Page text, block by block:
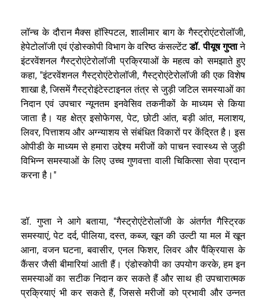
लॉन्च के दौरान मैक्स हॉस्पिटल, शालीमार बाग के गैस्ट्रोएंटरोलॉजी,
हेपेटोलॉजी एवं एंडोस्कोपी विभाग के वरिष्ठ कंसल्टेंटडॉ. पीयूष गुप्ताने
इंटरवेंशनल गैस्ट्रोएंटेरोलॉजी प्रक्रियाओं के महत्व को समझाते हुए
कहा, "इंटरवेंशनल गैस्ट्रोएंटेरोलॉजी, गैस्ट्रोएंटेरोलॉजी की एक विशेष
शाखा है, जिसमें गैस्ट्रोइंटेस्टाइनल तंत्र से जुड़ी जटिल समस्याओं का
निदान एवं उपचार न्यूनतम इनवेसिव तकनीकों के माध्यम से किया
जाता है। यह क्षेत्र इसोफेगस, पेट, छोटी आंत, बड़ी आंत, मलाशय,
लिवर, पित्ताशय और अग्न्याशय से संबंधित विकारों पर केंद्रित है। इस
ओपीडी के माध्यम से हमारा उद्देश्य मरीजों को पाचन स्वास्थ्य से जुड़ी
विभिन्न समस्याओं के लिए उच्च गुणवत्ता वाली चिकित्सा सेवा प्रदान
करना है।"
डॉ. गुप्ता ने आगे बताया, "गैस्ट्रोएंटेरोलॉजी के अंतर्गत गैस्ट्रिक
समस्याएं, पेट दर्द, पीलिया, दस्त, कब्ज, खून की उल्टी या मल में खून
आना, वजन घटना, बवासीर, एनल फिशर, लिवर और पैंक्रियास के
कैंसर जैसी बीमारियां आती हैं। एंडोस्कोपी का उपयोग करके, हम इन
समस्याओं का सटीक निदान कर सकते हैं और साथ ही उपचारात्मक
प्रक्रियाएं भी कर सकते हैं, जिससे मरीजों को प्रभावी और उन्नत